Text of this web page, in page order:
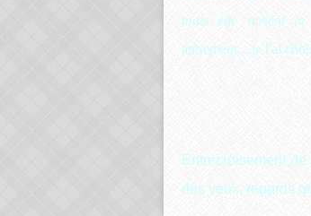
mais elle revient la
autrement,...je l'ai
Entrecroisement
des yeux, regards